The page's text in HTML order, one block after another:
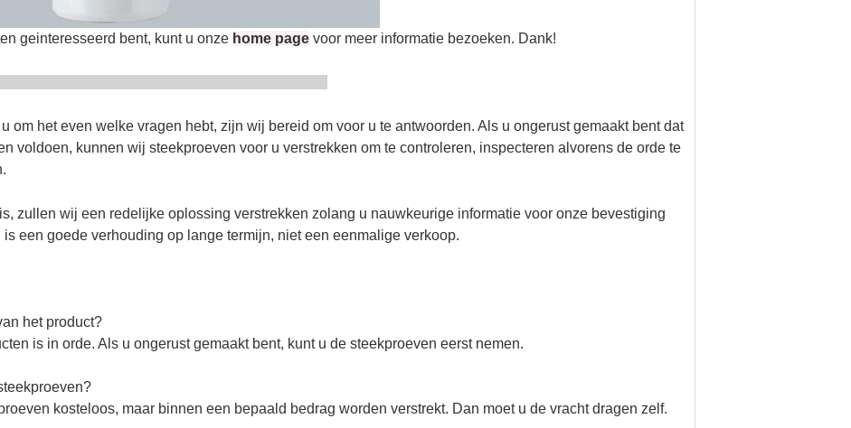
geinteresseerd bent, kunt u onze home page voor meer informatie bezoeken. Dank!
Serives
om het even welke vragen hebt, zijn wij bereid om voor u te antwoorden. Als u ongerust gemaakt bent dat
voldoen, kunnen wij steekproeven voor u verstrekken om te controleren, inspecteren alvorens de orde te
zullen wij een redelijke oplossing verstrekken zolang u nauwkeurige informatie voor onze bevestiging
een goede verhouding op lange termijn, niet een eenmalige verkoop.
het product?
is in orde. Als u ongerust gemaakt bent, kunt u de steekproeven eerst nemen.
kosteloos, maar binnen een bepaald bedrag worden verstrekt. Dan moet u de vracht dragen zelf.